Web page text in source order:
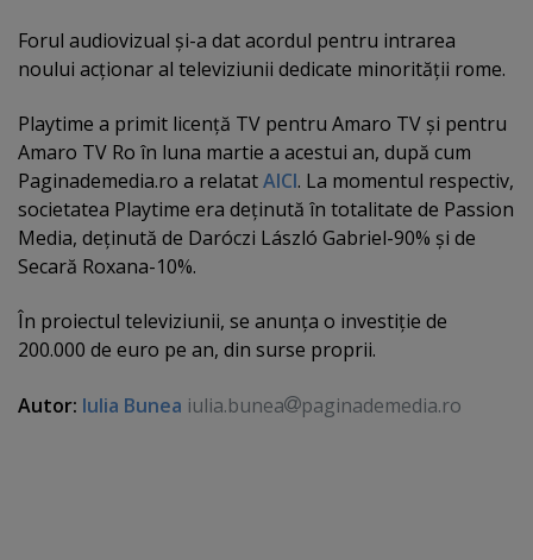
Forul audiovizual şi-a dat acordul pentru intrarea
noului acţionar al televiziunii dedicate minorităţii rome.
Playtime a primit licenţă TV pentru Amaro TV şi pentru
Amaro TV Ro în luna martie a acestui an, după cum
Paginademedia.ro a relatatAICI. La momentul respectiv,
societatea Playtime era deţinută în totalitate de Passion
Media, deţinută de Daróczi László Gabriel-90% şi de
Secară Roxana-10%.
În proiectul televiziunii, se anunţa o investiţie de
200.000 de euro pe an, din surse proprii.
Autor: Iulia Bunea iulia.bunea paginademedia.ro